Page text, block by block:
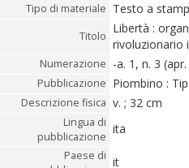
Tipo di materiale Testo a
Titolo
Libertà :
rivoluzionario
Numerazione -a. 1, n. 3
Pubblicazione Piombino :
Descrizione fisica v. ; 32 cm
Lingua di
pubblicazione
ita
Paese di it